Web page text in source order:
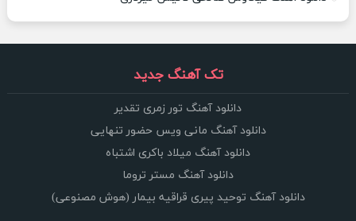
تک آهنگ جدید
دانلود آهنگ تور زمری تقدیر
دانلود آهنگ مانی ویس حضور تنهایی
دانلود آهنگ میلاد باکری اشتباه
دانلود آهنگ مستر تروما
دانلود آهنگ توحید پیری قراقیه بیمار (هوش مصنوعی)